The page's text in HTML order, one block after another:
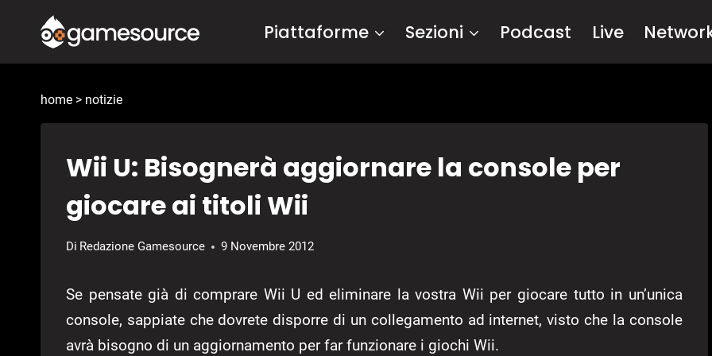
contenuto
Piattaforme Sezioni Podcast Live
home > notizie
Wii U: Bisognerà aggiornare la console per
giocare ai titoli Wii
Di Redazione Gamesource 9 Novembre 2012
Se pensate già di comprare Wii U ed eliminare la vostra Wii per giocare tutto in un’unica
console, sappiate che dovrete disporre di un collegamento ad internet, visto che la console
avrà bisogno di un aggiornamento per far funzionare i giochi Wii.